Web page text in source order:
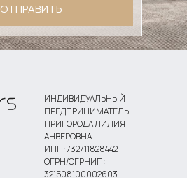
ОТПРАВИТЬ
ИНДИВИДУАЛЬНЫЙ
ПРЕДПРИНИМАТЕЛЬ
ПРИГОРОДА ЛИЛИЯ
АНВЕРОВНА
ИНН: 732711828442
ОГРН/ОГРНИП:
321508100002603